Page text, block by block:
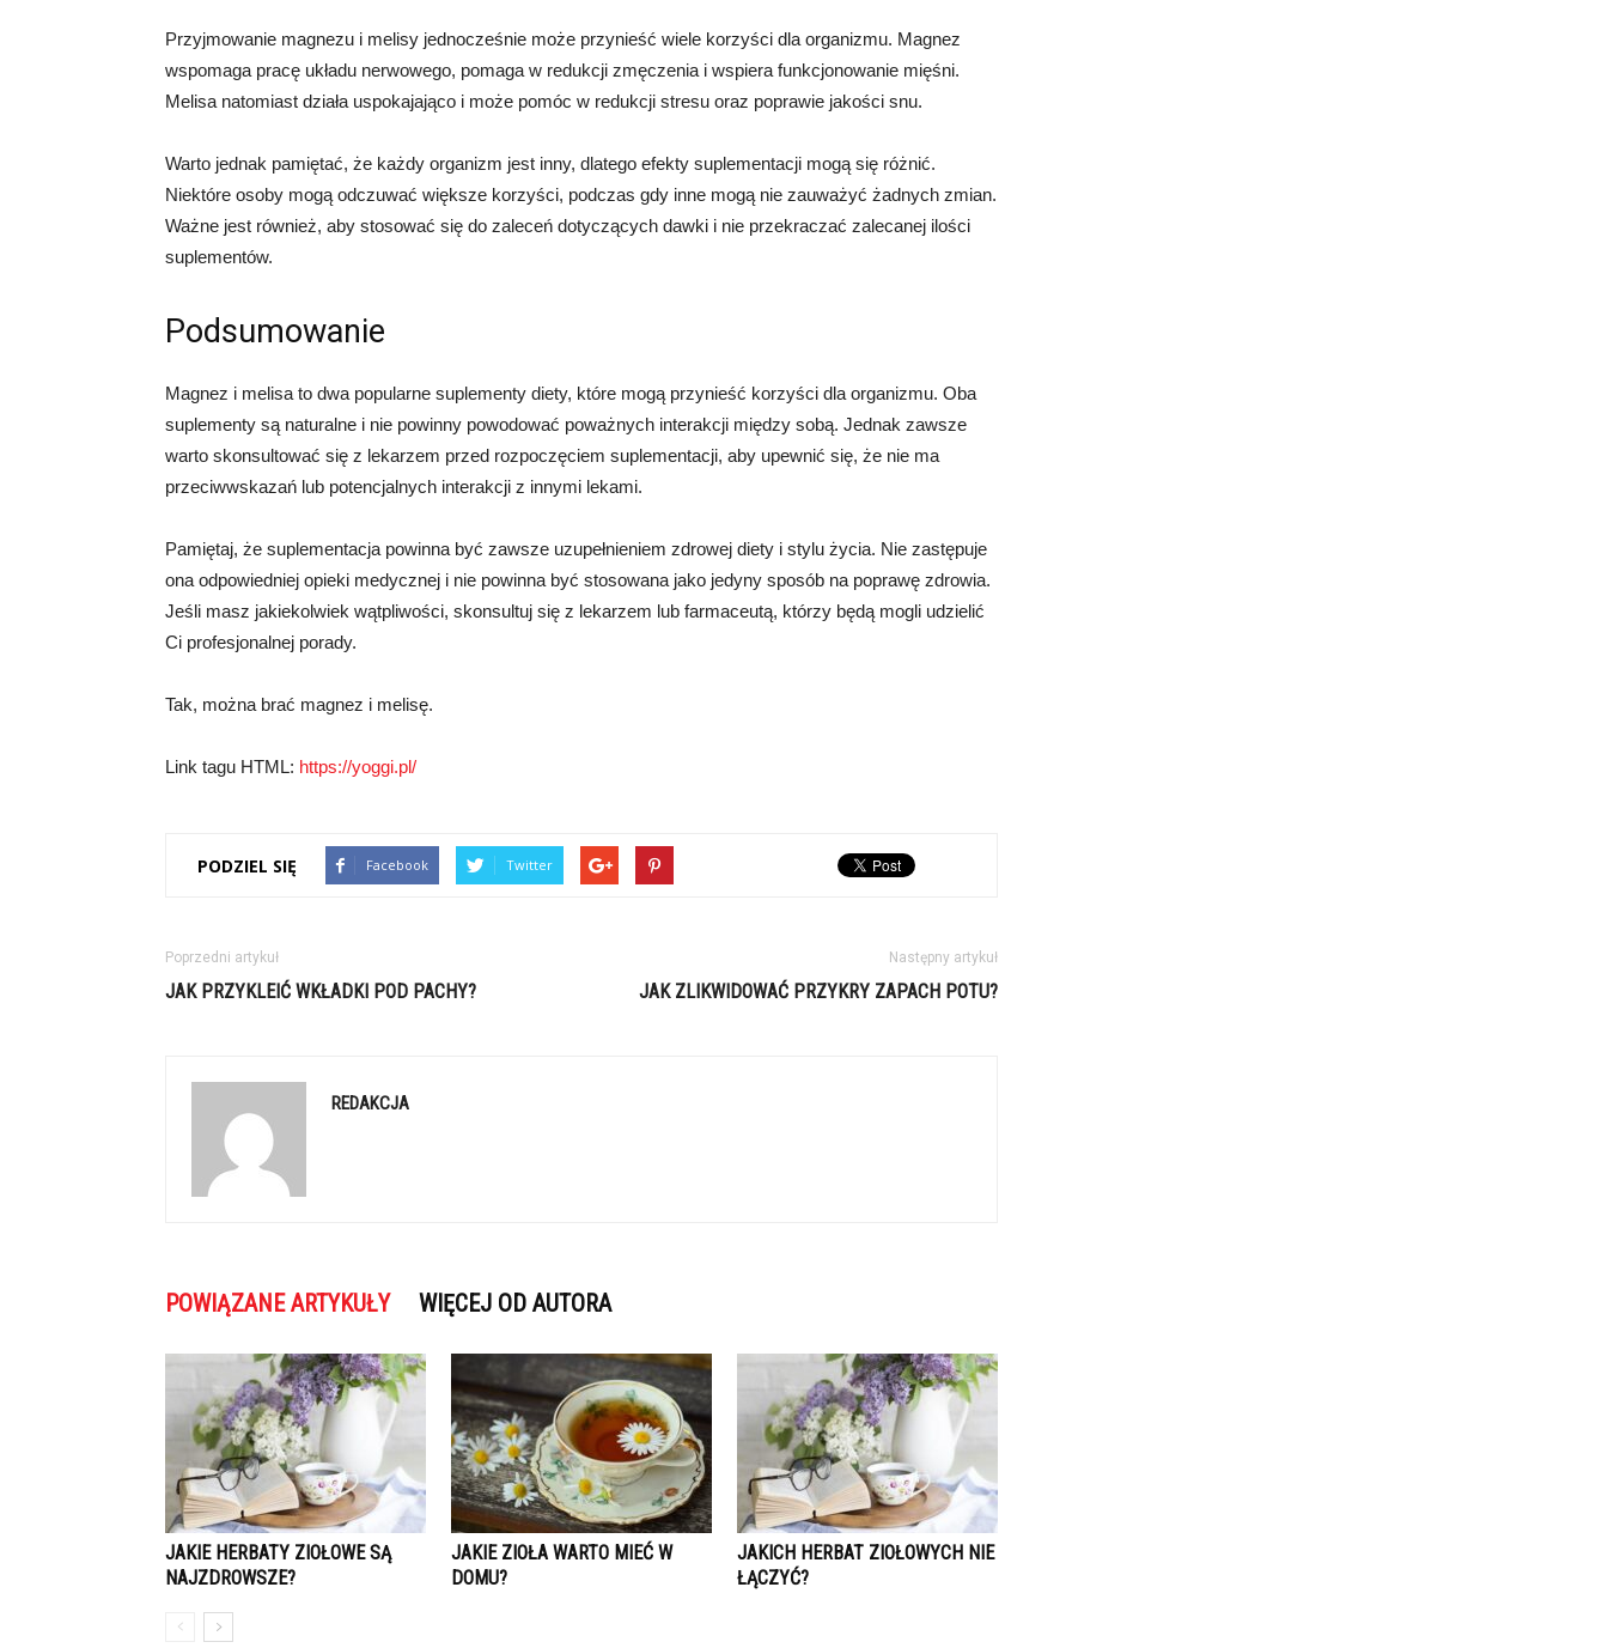
Przyjmowanie magnezu i melisy jednocześnie może przynieść wiele korzyści dla organizmu. Magnez
wspomaga pracę układu nerwowego, pomaga w redukcji zmęczenia i wspiera funkcjonowanie mięśni.
Melisa natomiast działa uspokajająco i może pomóc w redukcji stresu oraz poprawie jakości snu.
Warto jednak pamiętać, że każdy organizm jest inny, dlatego efekty suplementacji mogą się różnić.
Niektóre osoby mogą odczuwać większe korzyści, podczas gdy inne mogą nie zauważyć żadnych zmian.
Ważne jest również, aby stosować się do zaleceń dotyczących dawki i nie przekraczać zalecanej ilości
suplementów.
Podsumowanie
Magnez i melisa to dwa popularne suplementy diety, które mogą przynieść korzyści dla organizmu. Oba
suplementy są naturalne i nie powinny powodować poważnych interakcji między sobą. Jednak zawsze
warto skonsultować się z lekarzem przed rozpoczęciem suplementacji, aby upewnić się, że nie ma
przeciwwskazań lub potencjalnych interakcji z innymi lekami.
Pamiętaj, że suplementacja powinna być zawsze uzupełnieniem zdrowej diety i stylu życia. Nie zastępuje
ona odpowiedniej opieki medycznej i nie powinna być stosowana jako jedyny sposób na poprawę zdrowia.
Jeśli masz jakiekolwiek wątpliwości, skonsultuj się z lekarzem lub farmaceutą, którzy będą mogli udzielić
Ci profesjonalnej porady.
Tak, można brać magnez i melisę.
Link tagu HTML: https://yoggi.pl/
PODZIEL SIĘ Facebook Twitter
Poprzedni artykuł
JAK PRZYKLEIĆ WKŁADKI POD PACHY?
Następny artykuł
JAK ZLIKWIDOWAĆ PRZYKRY ZAPACH POTU?
REDAKCJA
POWIĄZANE ARTYKUŁY WIĘCEJ OD AUTORA
JAKIE HERBATY ZIOŁOWE SĄ
NAJZDROWSZE?
JAKIE ZIOŁA WARTO MIEĆ W
DOMU?
JAKICH HERBAT ZIOŁOWYCH NIE
ŁĄCZYĆ?